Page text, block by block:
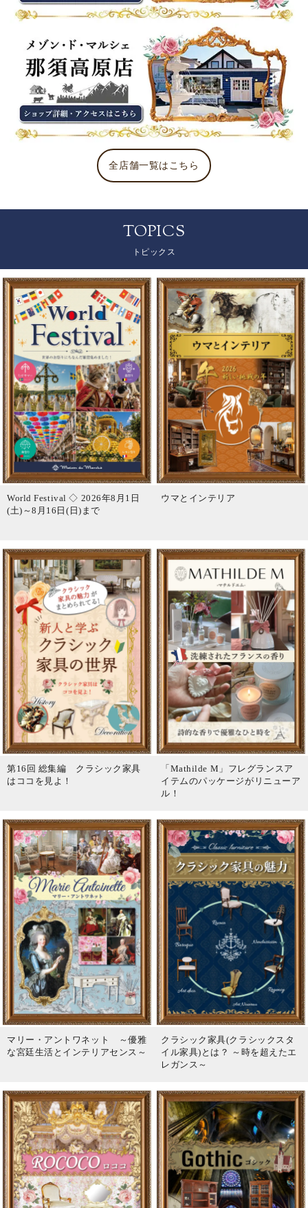
全店舗一覧はこちら
TOPICS
トピックス
World Festival ◇ 2026年8月1日
(土)～8月16日(日)まで
ウマとインテリア
第16回 総集編 クラシック家具
はココを見よ！
「Mathilde M」フレグランスア
イテムのパッケージがリニューア
ル！
マリー・アントワネット ～優雅
な宮廷生活とインテリアセンス～
クラシック家具(クラシックスタ
イル家具)とは？ ～時を超えたエ
レガンス～